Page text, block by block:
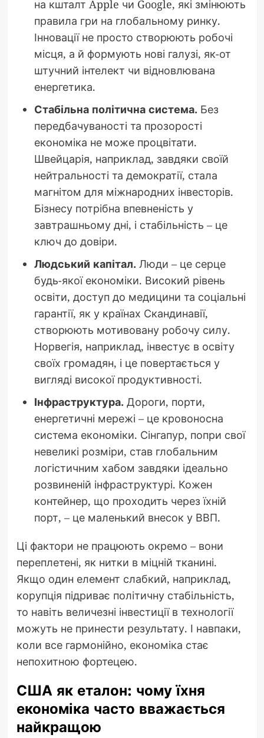
на кшталт Apple чи Google, які змінюють
правила гри на глобальному ринку.
Інновації не просто створюють робочі
місця, а й формують нові галузі, як-от
штучний інтелект чи відновлювана
енергетика.
Стабільна політична система. Без
передбачуваності та прозорості
економіка не може процвітати.
Швейцарія, наприклад, завдяки своїй
нейтральності та демократії, стала
магнітом для міжнародних інвесторів.
Бізнесу потрібна впевненість у
завтрашньому дні, і стабільність – це
ключ до довіри.
Людський капітал. Люди – це серце
будь-якої економіки. Високий рівень
освіти, доступ до медицини та соціальні
гарантії, як у країнах Скандинавії,
створюють мотивовану робочу силу.
Норвегія, наприклад, інвестує в освіту
своїх громадян, і це повертається у
вигляді високої продуктивності.
Інфраструктура. Дороги, порти,
енергетичні мережі – це кровоносна
система економіки. Сінгапур, попри свої
невеликі розміри, став глобальним
логістичним хабом завдяки ідеально
розвиненій інфраструктурі. Кожен
контейнер, що проходить через їхній
порт, – це маленький внесок у ВВП.
Ці фактори не працюють окремо – вони
переплетені, як нитки в міцній тканині.
Якщо один елемент слабкий, наприклад,
корупція підриває політичну стабільність,
то навіть величезні інвестиції в технології
можуть не принести результату. І навпаки,
коли все гармонійно, економіка стає
непохитною фортецею.
США як еталон: чому їхня
економіка часто вважається
найкращою